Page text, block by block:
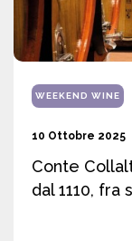
WEEKEND WINE
10 Ottobre 2025
Conte
dal 1110,